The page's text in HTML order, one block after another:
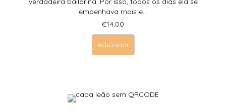
empenhava mais e...
€14,00
Adicionar